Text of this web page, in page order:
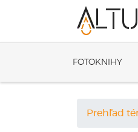
FOTOKNIHY
Prehľad